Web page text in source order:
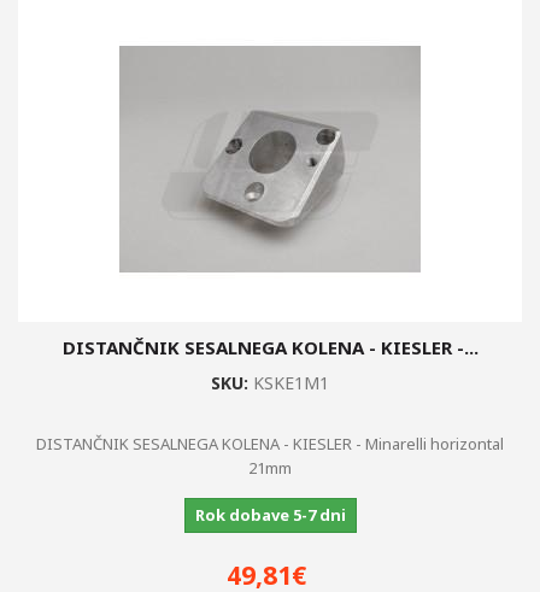
DISTANČNIK SESALNEGA KOLENA - KIESLER -...
SKU: KSKE1M1
DISTANČNIK SESALNEGA KOLENA - KIESLER - Minarelli horizontal
21mm
Rok dobave 5-7 dni
49,81€